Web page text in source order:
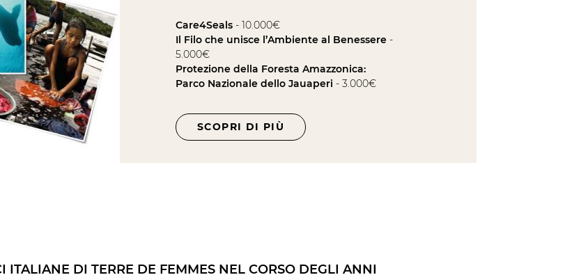
Care4Seals - 10.000€
Il Filo che unisce l’Ambiente al Benessere -
5.000€
Protezione della Foresta Amazzonica:
Parco Nazionale dello Jauaperi - 3.000€
SCOPRI DI PIÙ
ITALIANE DI TERRE DE FEMMES NEL CORSO DEGLI ANNI